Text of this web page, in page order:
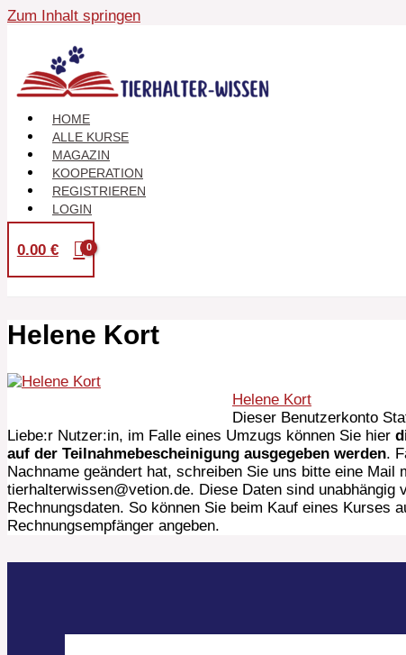
Zum Inhalt springen
HOME
ALLE KURSE
MAGAZIN
KOOPERATION
REGISTRIEREN
LOGIN
0.00 €
Helene Kort
Helene Kort
Dieser Benutzerkonto
Liebe:r Nutzer:in, im Falle eines Umzugs können Sie hier
auf der Teilnahmebescheinigung ausgegeben werden.
Nachname geändert hat, schreiben Sie uns bitte eine Mail
tierhalterwissen@vetion.de. Diese Daten sind unabhängig
Rechnungsdaten. So können Sie beim Kauf eines Kurses
Rechnungsempfänger angeben.